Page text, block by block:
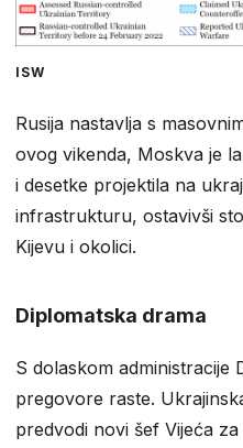
ISW
Rusija nastavlja s
ovog vikenda, Moskva je
i desetke projektila na
infrastrukturu, ostavivši
Kijevu i okolici.
Diplomatska drama
S dolaskom administracije
pregovore raste.
predvodi novi šef Vijeća